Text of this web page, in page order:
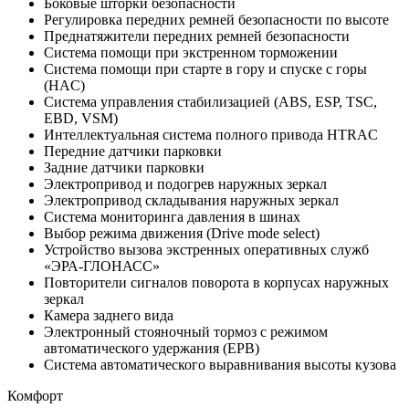
Боковые шторки безопасности
Регулировка передних ремней безопасности по высоте
Преднатяжители передних ремней безопасности
Система помощи при экстренном торможении
Система помощи при старте в гору и спуске с горы
(HAC)
Система управления стабилизацией (ABS, ESP, TSC,
EBD, VSM)
Интеллектуальная система полного привода HTRAC
Передние датчики парковки
Задние датчики парковки
Электропривод и подогрев наружных зеркал
Электропривод складывания наружных зеркал
Система мониторинга давления в шинах
Выбор режима движения (Drive mode select)
Устройство вызова экстренных оперативных служб
«ЭРА-ГЛОНАСС»
Повторители сигналов поворота в корпусах наружных
зеркал
Камера заднего вида
Электронный стояночный тормоз с режимом
автоматического удержания (EPB)
Система автоматического выравнивания высоты кузова
Комфорт